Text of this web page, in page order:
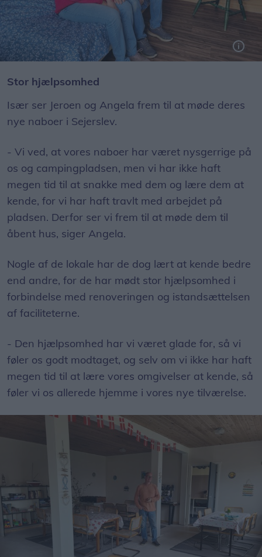
Stor hjælpsomhed
Især ser Jeroen og Angela frem til at møde deres
nye naboer i Sejerslev.
- Vi ved, at vores naboer har været nysgerrige på
os og campingpladsen, men vi har ikke haft
megen tid til at snakke med dem og lære dem at
kende, for vi har haft travlt med arbejdet på
pladsen. Derfor ser vi frem til at møde dem til
åbent hus, siger Angela.
Nogle af de lokale har de dog lært at kende bedre
end andre, for de har mødt stor hjælpsomhed i
forbindelse med renoveringen og istandsættelsen
af faciliteterne.
- Den hjælpsomhed har vi været glade for, så vi
føler os godt modtaget, og selv om vi ikke har haft
megen tid til at lære vores omgivelser at kende, så
føler vi os allerede hjemme i vores nye tilværelse.